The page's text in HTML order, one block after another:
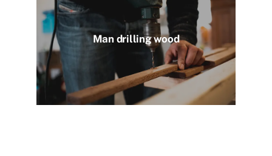
Man drilling wood